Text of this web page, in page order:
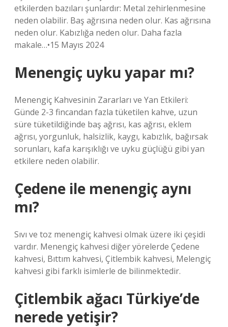
etkilerden bazıları şunlardır: Metal zehirlenmesine
neden olabilir. Baş ağrısına neden olur. Kas ağrısına
neden olur. Kabızlığa neden olur. Daha fazla
makale…•15 Mayıs 2024
Menengiç uyku yapar mı?
Menengiç Kahvesinin Zararları ve Yan Etkileri:
Günde 2-3 fincandan fazla tüketilen kahve, uzun
süre tüketildiğinde baş ağrısı, kas ağrısı, eklem
ağrısı, yorgunluk, halsizlik, kaygı, kabızlık, bağırsak
sorunları, kafa karışıklığı ve uyku güçlüğü gibi yan
etkilere neden olabilir.
Çedene ile menengiç aynı
mı?
Sıvı ve toz menengiç kahvesi olmak üzere iki çeşidi
vardır. Menengiç kahvesi diğer yörelerde Çedene
kahvesi, Bıttım kahvesi, Çitlembik kahvesi, Melengiç
kahvesi gibi farklı isimlerle de bilinmektedir.
Çitlembik ağacı Türkiye’de
nerede yetişir?